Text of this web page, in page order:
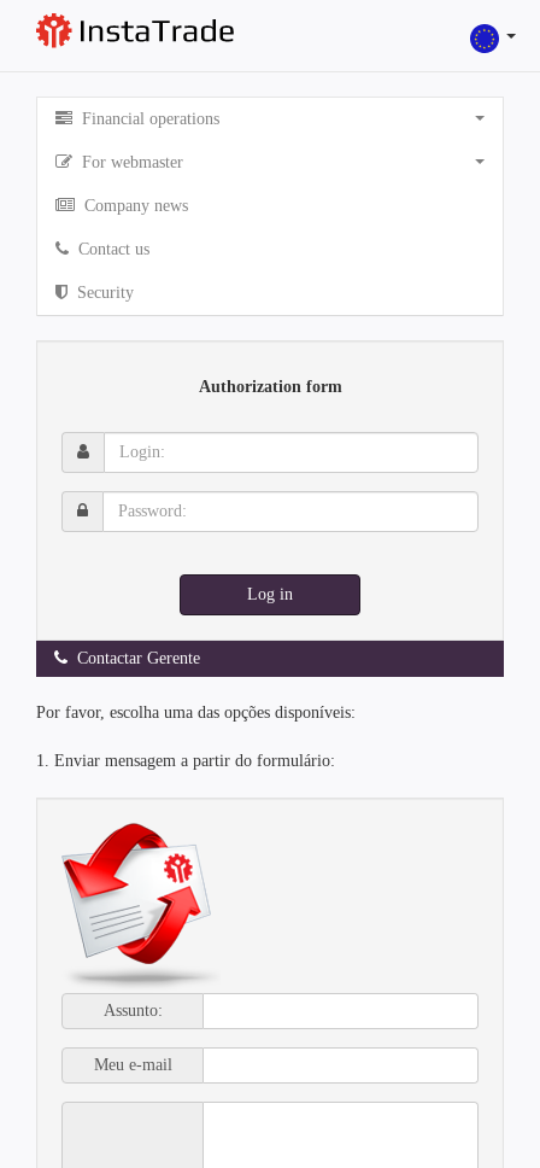
Financial operations
For webmaster
Company news
Contact us
Security
Authorization form
Login:
Password:
Log in
Contactar Gerente
Por favor, escolha uma das opções disponíveis:
1. Enviar mensagem a partir do formulário:
Assunto:
Meu e-mail